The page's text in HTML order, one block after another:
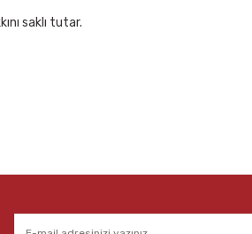
saklı tutar.